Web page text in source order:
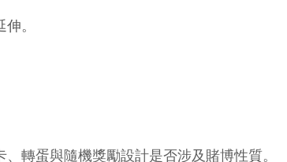
。
轉蛋與隨機獎勵設計是否涉及賭博性質。